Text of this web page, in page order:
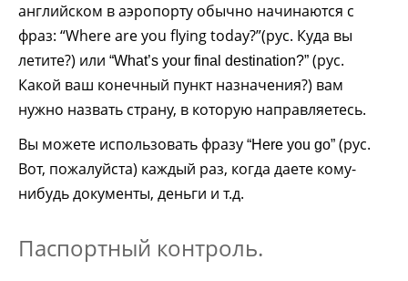
английском в аэропорту обычно начинаются с
фраз: “Where are you flying today?”(рус. Куда вы
летите?) или “What’s your final destination?” (рус.
Какой ваш конечный пункт назначения?) вам
нужно назвать страну, в которую направляетесь.
Вы можете использовать фразу “Here you go” (рус.
Вот, пожалуйста) каждый раз, когда даете кому-
нибудь документы, деньги и т.д.
Паспортный контроль.